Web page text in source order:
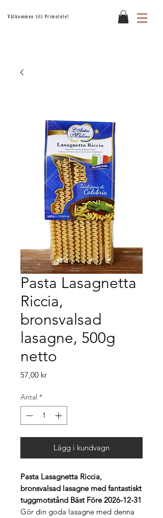
Välkommen till Primolete!
Pasta Lasagnetta
Riccia,
bronsvalsad
lasagne, 500g
netto
57,00 krPris
Antal *
Lägg i kundvagn
Pasta Lasagnetta Riccia,
bronsvalsad lasagne med fantastiskt
tuggmotstånd Bäst Före 2026-12-31
Gör din goda lasagne med denna